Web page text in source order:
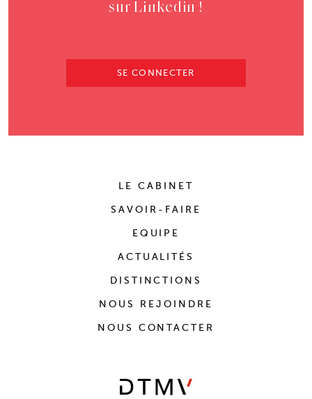
sur Linkedin !
SE CONNECTER
LE CABINET
SAVOIR-FAIRE
EQUIPE
ACTUALITÉS
DISTINCTIONS
NOUS REJOINDRE
NOUS CONTACTER